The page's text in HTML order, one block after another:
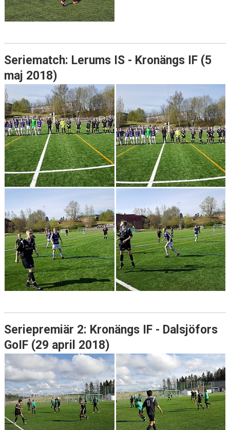
Seriematch: Lerums IS - Kronängs IF (5
maj 2018)
Seriepremiär 2: Kronängs IF - Dalsjöfors
GoIF (29 april 2018)